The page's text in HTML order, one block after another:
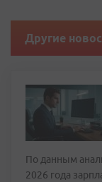
Другие
По данным
2026 года